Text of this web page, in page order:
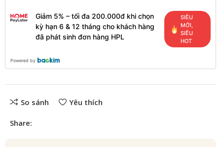
Giảm 5% – tối đa 200.000đ khi chọn
kỳ hạn 6 & 12 tháng cho khách hàng
đã phát sinh đơn hàng HPL
SIÊU
MỚI,
SIÊU
HOT
Powered by
So sánh Yêu thích
Share: